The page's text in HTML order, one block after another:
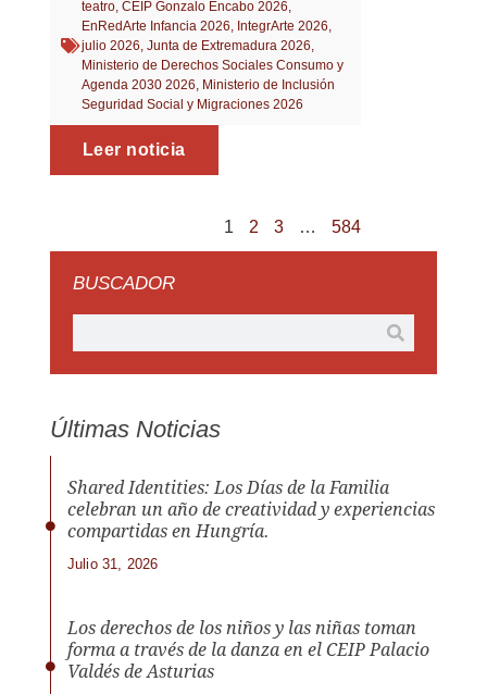
teatro, CEIP Gonzalo Encabo 2026,
EnRedArte Infancia 2026, IntegrArte 2026,
julio 2026, Junta de Extremadura 2026,
Ministerio de Derechos Sociales Consumo y
Agenda 2030 2026, Ministerio de Inclusión
Seguridad Social y Migraciones 2026
Leer noticia
1 2 3 … 584
BUSCADOR
Últimas Noticias
Shared Identities: Los Días de la Familia
celebran un año de creatividad y experiencias
compartidas en Hungría.
Julio 31, 2026
Los derechos de los niños y las niñas toman
forma a través de la danza en el CEIP Palacio
Valdés de Asturias